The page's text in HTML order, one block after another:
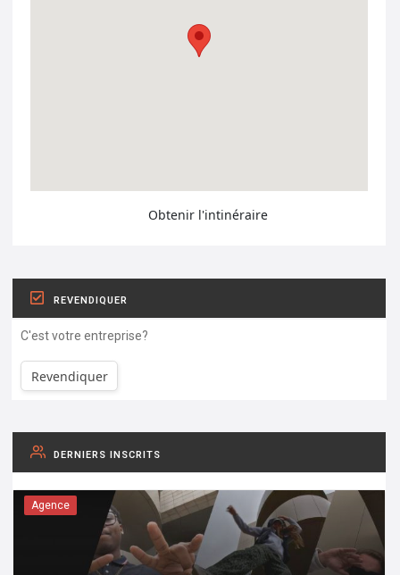
Obtenir l'intinéraire
REVENDIQUER
C'est votre entreprise?
Revendiquer
DERNIERS INSCRITS
Agence